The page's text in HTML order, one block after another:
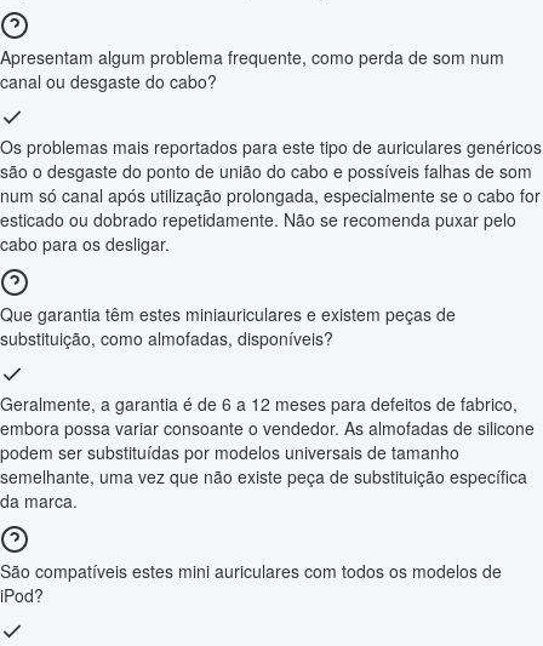
Apresentam algum problema frequente, como perda de som num
canal ou desgaste do cabo?
Os problemas mais reportados para este tipo de auriculares genéricos
são o desgaste do ponto de união do cabo e possíveis falhas de som
num só canal após utilização prolongada, especialmente se o cabo for
esticado ou dobrado repetidamente. Não se recomenda puxar pelo
cabo para os desligar.
Que garantia têm estes miniauriculares e existem peças de
substituição, como almofadas, disponíveis?
Geralmente, a garantia é de 6 a 12 meses para defeitos de fabrico,
embora possa variar consoante o vendedor. As almofadas de silicone
podem ser substituídas por modelos universais de tamanho
semelhante, uma vez que não existe peça de substituição específica
da marca.
São compatíveis estes mini auriculares com todos os modelos de
iPod?